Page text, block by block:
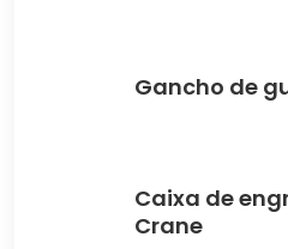
Gancho de
Caixa de
Crane